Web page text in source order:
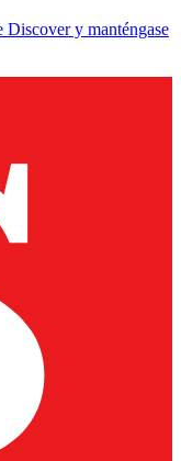
y manténgase